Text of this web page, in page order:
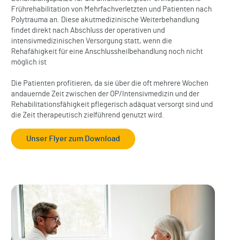
Frührehabilitation von Mehrfachverletzten und Patienten nach
Polytrauma an. Diese akutmedizinische Weiterbehandlung
findet direkt nach Abschluss der operativen und
intensivmedizinischen Versorgung statt, wenn die
Rehafähigkeit für eine Anschlussheilbehandlung noch nicht
möglich ist
Die Patienten profitieren, da sie über die oft mehrere Wochen
andauernde Zeit zwischen der OP/Intensivmedizin und der
Rehabilitationsfähigkeit pflegerisch adäquat versorgt sind und
die Zeit therapeutisch zielführend genutzt wird.
Unser Flyer zum Download